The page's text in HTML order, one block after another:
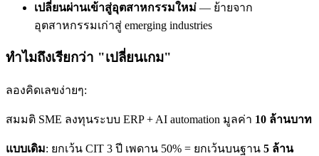
เปลี่ยนผ่านเข้าสู่อุตสาหกรรมใหม่ — ย้ายจาก
อุตสาหกรรมเก่าสู่ emerging industries
ทำไมถึงเรียกว่า "เปลี่ยนเกม"
ลองคิดเลขง่ายๆ:
สมมติ SME ลงทุนระบบ ERP + AI automation มูลค่า 10 ล้านบาท
แบบเดิม: ยกเว้น CIT 3 ปี เพดาน 50% = ยกเว้นบนฐาน 5 ล้าน